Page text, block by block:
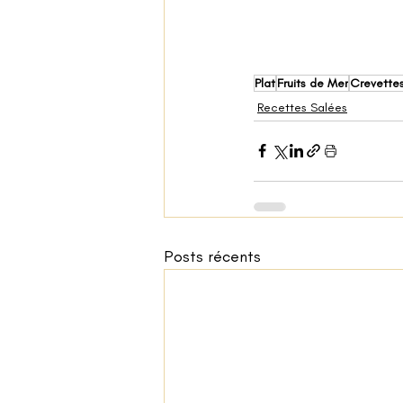
PlatFruits de Mer
Recettes Salées
Posts récents